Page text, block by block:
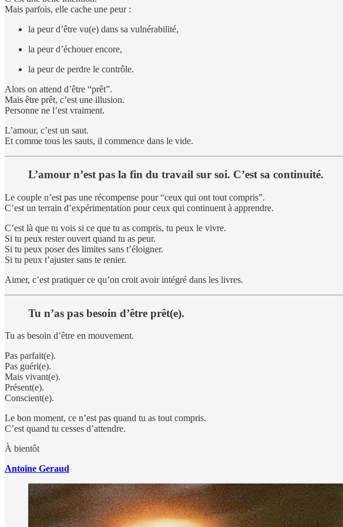
Mais parfois, elle cache une peur :
la peur d’être vu(e) dans sa vulnérabilité,
la peur d’échouer encore,
la peur de perdre le contrôle.
Alors on attend d’être “prêt”.
Mais être prêt, c’est une illusion.
Personne ne l’est vraiment.
L’amour, c’est un saut.
Et comme tous les sauts, il commence dans le vide.
L’amour n’est pas la fin du travail sur soi. C’est sa continuité.
Le couple n’est pas une récompense pour “ceux qui ont tout compris”.
C’est un terrain d’expérimentation pour ceux qui continuent à apprendre.
C’est là que tu vois si ce que tu as compris, tu peux le vivre.
Si tu peux rester ouvert quand tu as peur.
Si tu peux poser des limites sans t’éloigner.
Si tu peux t’ajuster sans te renier.
Aimer, c’est pratiquer ce qu’on croit avoir intégré dans les livres.
Tu n’as pas besoin d’être prêt(e).
Tu as besoin d’être en mouvement.
Pas parfait(e).
Pas guéri(e).
Mais vivant(e).
Présent(e).
Conscient(e).
Le bon moment, ce n’est pas quand tu as tout compris.
C’est quand tu cesses d’attendre.
À bientôt
Antoine Geraud